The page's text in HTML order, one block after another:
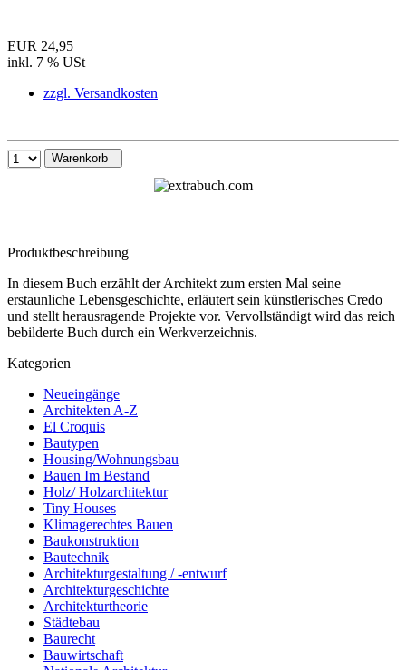
EUR 24,95
inkl. 7 % USt
zzgl. Versandkosten
Warenkorb
Produktbeschreibung
In diesem Buch erzählt der Architekt zum ersten Mal seine
erstaunliche Lebensgeschichte, erläutert sein künstlerisches Credo
und stellt herausragende Projekte vor. Vervollständigt wird das reich
bebilderte Buch durch ein Werkverzeichnis.
Kategorien
Neueingänge
Architekten A-Z
El Croquis
Bautypen
Housing/Wohnungsbau
Bauen Im Bestand
Holz/ Holzarchitektur
Tiny Houses
Klimagerechtes Bauen
Baukonstruktion
Bautechnik
Architekturgestaltung / -entwurf
Architekturgeschichte
Architekturtheorie
Städtebau
Baurecht
Bauwirtschaft